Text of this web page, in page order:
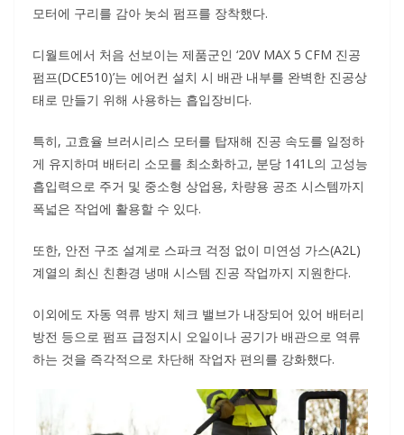
모터에 구리를 감아 놋쇠 펌프를 장착했다.
디월트에서 처음 선보이는 제품군인 ‘20V MAX 5 CFM 진공
펌프(DCE510)’는 에어컨 설치 시 배관 내부를 완벽한 진공상
태로 만들기 위해 사용하는 흡입장비다.
특히, 고효율 브러시리스 모터를 탑재해 진공 속도를 일정하
게 유지하며 배터리 소모를 최소화하고, 분당 141L의 고성능
흡입력으로 주거 및 중소형 상업용, 차량용 공조 시스템까지
폭넓은 작업에 활용할 수 있다.
또한, 안전 구조 설계로 스파크 걱정 없이 미연성 가스(A2L)
계열의 최신 친환경 냉매 시스템 진공 작업까지 지원한다.
이외에도 자동 역류 방지 체크 밸브가 내장되어 있어 배터리
방전 등으로 펌프 급정지시 오일이나 공기가 배관으로 역류
하는 것을 즉각적으로 차단해 작업자 편의를 강화했다.